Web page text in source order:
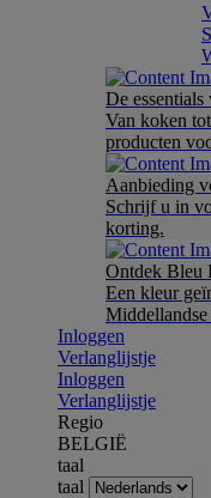
De
Van koken
producten
Aanbieding
Schrijf u in
korting.
Ontdek Bleu
Een kleur
Middellandse
Inloggen
Verlanglijstje
Inloggen
Verlanglijstje
Regio
BELGIË
taal
taal